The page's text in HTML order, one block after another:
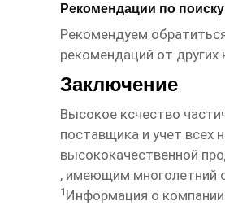
Рекомендации по поиску
Рекомендуем
рекомендаций от других
Заключение
Высокое ксчество
поставщика и учет всех
высококачественной
, имеющим многолетний
1 Информация о